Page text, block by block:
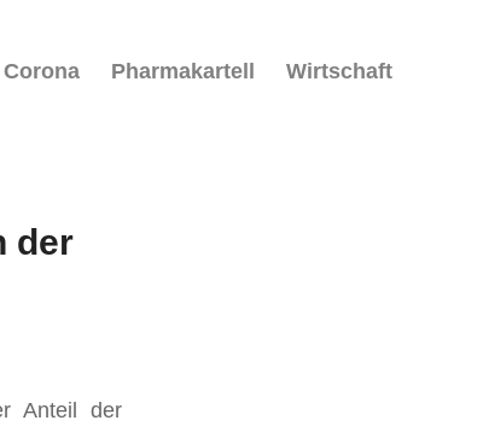
Corona Pharmakartell Wirtschaft
der
Anteil der